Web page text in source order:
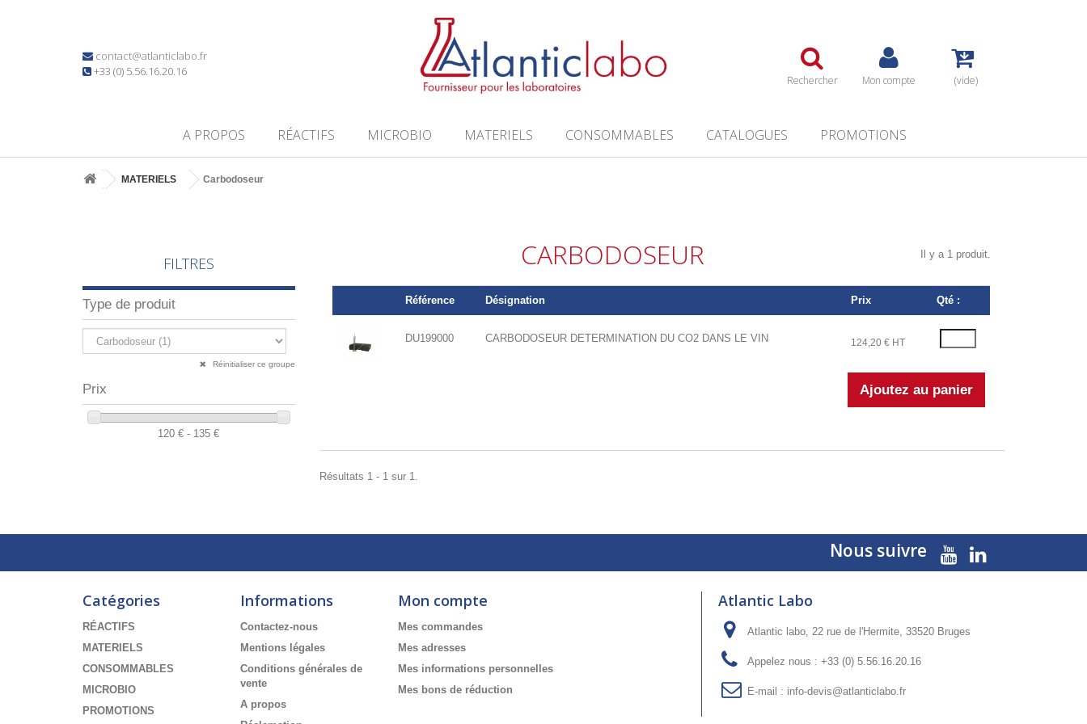
contact@atlanticlabo.fr
+33 (0) 5.56.16.20.16
Rechercher Mon compte (vide)
A PROPOS RÉACTIFS MICROBIO MATERIELS CONSOMMABLES CATALOGUES PROMOTIONS
MATERIELS Carbodoseur
FILTRES
Type de produit
Réinitialiser ce groupe
Prix
120 € - 135 €
CARBODOSEUR Il y a 1 produit.
Référence Désignation Prix Qté :
DU199000 CARBODOSEUR DETERMINATION DU CO2 DANS LE VIN 124,20 € HT
Résultats 1 - 1 sur 1.
Nous suivre
Catégories
RÉACTIFS
MATERIELS
CONSOMMABLES
MICROBIO
PROMOTIONS
Informations
Contactez-nous
Mentions légales
Conditions générales de
vente
A propos
Mon compte
Mes commandes
Mes adresses
Mes informations personnelles
Mes bons de réduction
Atlantic Labo
Atlantic labo, 22 rue de l'Hermite, 33520 Bruges
Appelez nous : +33 (0) 5.56.16.20.16
E-mail : info-devis@atlanticlabo.fr